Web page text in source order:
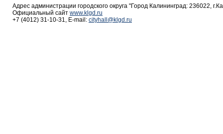
Адрес администрации городского округа "Город Калининград: 236022,
Официальный сайт www.klgd.ru
+7 (4012) 31-10-31, E-mail: cityhall@klgd.ru